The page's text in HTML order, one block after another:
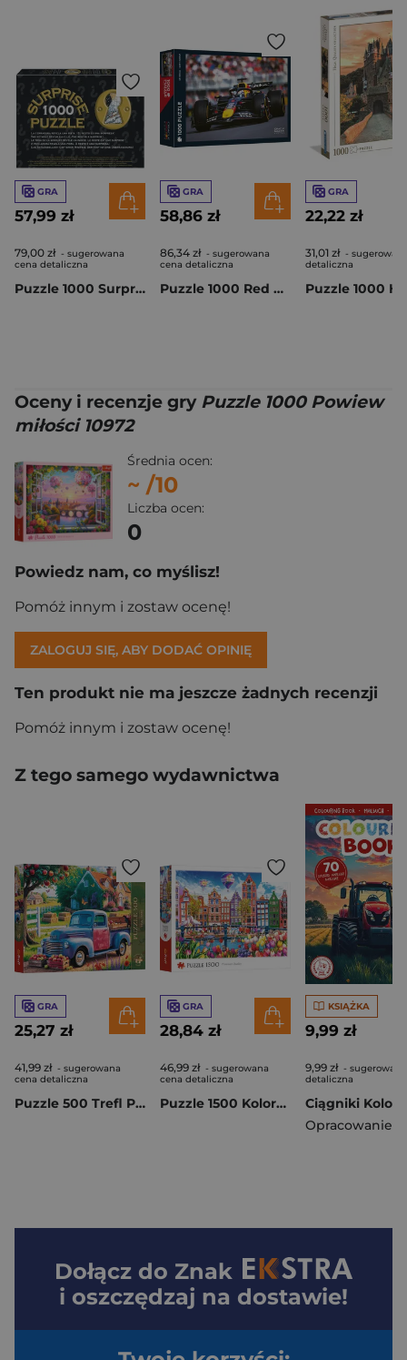
GRA
57,99 zł
79,00 zł - sugerowana
cena detaliczna
Puzzle 1000 Surprise Puzzle Boże Narodzenie 113802
GRA
58,86 zł
86,34 zł - sugerowana
cena detaliczna
Puzzle 1000 Red Bull Racing Speed and Precision F1-1005285
GRA
22,22 zł
31,01 zł -
detaliczna
Oceny i recenzje gry Puzzle 1000 Powiew
miłości 10972
Średnia ocen:
~ /10
Liczba ocen:
0
Powiedz nam, co myślisz!
Pomóż innym i zostaw ocenę!
ZALOGUJ SIĘ, ABY DODAĆ OPINIĘ
Ten produkt nie ma jeszcze żadnych recenzji
Pomóż innym i zostaw ocenę!
Z tego samego wydawnictwa
GRA
25,27 zł
41,99 zł - sugerowana
cena detaliczna
Puzzle 500 Trefl Premium Plus Tea Samochód farmera 37612
GRA
28,84 zł
46,99 zł - sugerowana
cena detaliczna
Puzzle 1500 Kolorowy Amsterdam 26221
KSIĄŻKA
9,99 zł
9,99 zł -
detaliczna
Dołącz do Znak
i oszczędzaj na dostawie!